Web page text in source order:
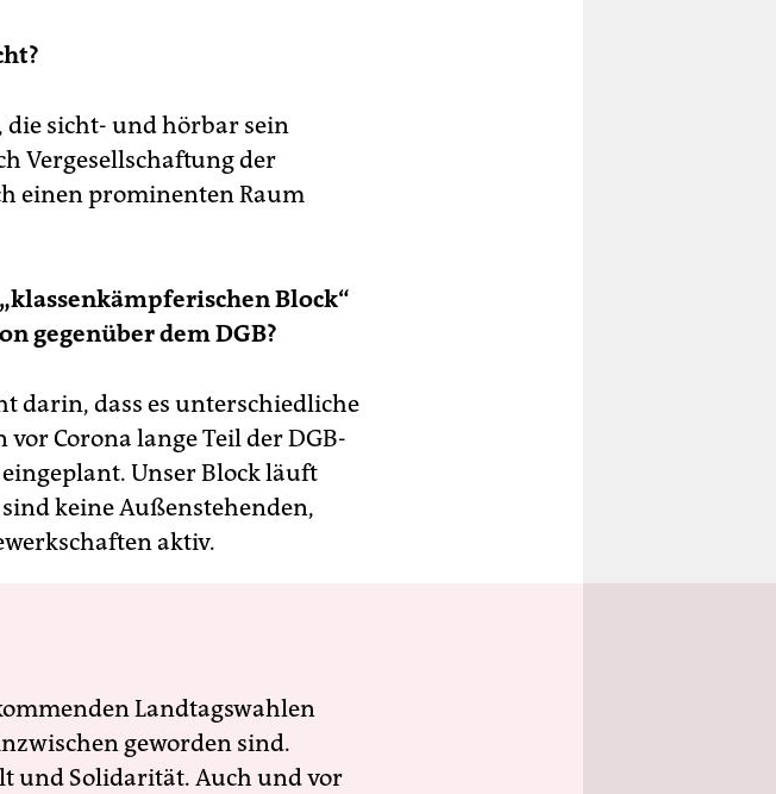
die sicht- und hörbar sein
Vergesellschaftung der
einen prominenten Raum
klassenkämpferischen Block“
gegenüber dem DGB?
darin, dass es unterschiedliche
Corona lange Teil der DGB-
Unser Block läuft
keine Außenstehenden,
aktiv.
Landtagswahlen
geworden sind.
und Solidarität. Auch und vor